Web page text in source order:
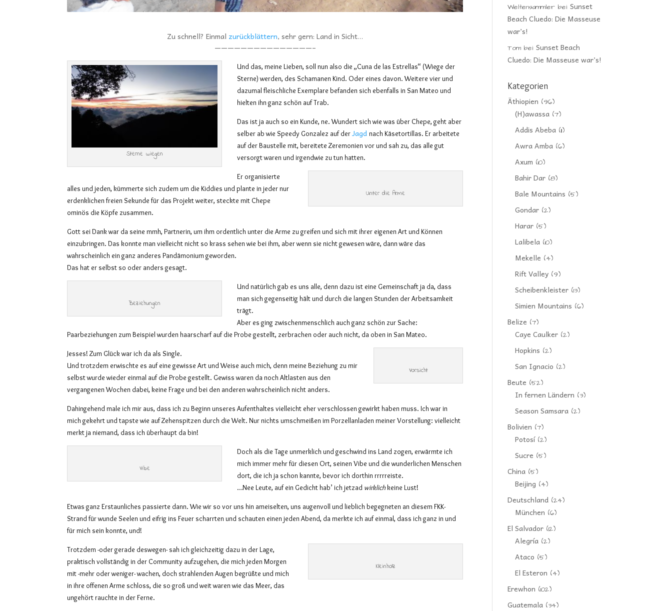
Zu schnell? Einmal zurückblättern, sehr gern: Land in Sicht…
———————————————–
Sterne wiegen
Und das, meine Lieben, soll nun also die „Cuna de las Estrellas“ (Wiege der
Sterne) werden, des Schamanen Kind. Oder eines davon. Weitere vier und
dazumal fleischliche Exemplare befanden sich ebenfalls in San Mateo und
hielten ihn ganz schön auf Trab.
Das ist ja auch so ein Kunde,ne. Wundert sich wie was über Chepe, geht aber
selber ab wie Speedy Gonzalez auf derJagdnach Käsetortillas. Er arbeitete
auf der Baustelle mit, bereitete Zeremonienvor und sah zu, das alle gut
versorgtwarenund irgendwie zu tun hatten.
Unter die Arme
Er organisierte
alles und jeden, kümmerte sich zudem um die Kiddies und plante in jeder nur
erdenklichen freien Sekunde für das Projektweiter, steckte mit Chepe
ominös die Köpfe zusammen.
Gott sei Dank war da seine mmh, Partnerin, um ihm ordentlich unter die Arme zu greifen und sich mit ihrer eigenen Art und Können
einzubringen. Das konnte man vielleicht nicht so krass sehen wie bei ihm, aber wenn sie nicht gewesen wäre, dann wäre das
wahrscheinlich ein ganz anderes Pandämonium geworden.
Das hat er selbst so oder anders gesagt.
Beziehungen
Und natürlich gab es uns alle, denn dazu ist eine Gemeinschaft ja da, dass
man sich gegenseitig hält und durch die langen Stunden der Arbeitsamkeit
trägt.
Aber es ging zwischenmenschlich auch ganz schön zur Sache:
Paarbeziehungen zum Beispiel wurden haarscharf auf die Probe gestellt, zerbrachen oder auch nicht, da oben in San Mateo.
Vorsicht
Jesses! Zum Glück war ich da als Single.
Und trotzdem erwischte es auf eine gewisse Art und Weise auch mich, denn meine Beziehung zu mir
selbst wurde wieder einmal auf die Probe gestellt. Gewiss waren da noch Altlasten aus den
vergangenen Wochen dabei, keine Frage und bei den anderen wahrscheinlich nicht anders.
Dahingehend male ich mir aus, dass ich zu Beginnunseres Aufenthaltes vielleicht eherverschlossengewirkt haben muss. Ich war in
mich gekehrtundtapste wie auf Zehenspitzen durch die Welt. Nur nichts umschmeißen im Porzellanladenmeiner Vorstellung: vielleicht
merkt ja niemand, dass ich überhaupt da bin!
Vibe
Doch als die Tage unmerklich und geschwind ins Land zogen, erwärmte ich
mich immer mehr für diesen Ort, seinen Vibe und die wunderlichen Menschen
dort, die ich ja schon kannte, bevor ich dorthin rrrrreiste.
…Nee Leute, auf ein Gedicht hab’ ich jetzad wirklichkeine Lust!
Etwas ganz Erstaunliches passierte dann. Wie wir so vor uns hin ameiselten, uns augenvoll und lieblich begegneten an diesem FKK-
Strand für wunde Seelen und eifrig ins Feuer scharrten und schauten einen jeden Abend, da merkte ich auf einmal, dass ich ganz in und
für mich sein konnte, und!
Kleinholz
Trotzdem -oder gerade deswegen- sah ich gleichzeitig dazu in der Lage,
praktisch vollständig in der Community aufzugehen, die mich jeden Morgen
mit -mehr oder weniger- wachen, doch strahlenden Augen begrüßte und mich
in ihre offenen Arme schloss, die so groß und weit waren wie das Meer, das
ungehört rauchte in der Ferne.
Weltensammler beiSunset
Beach Cluedo: Die Masseuse
war’s!
Tom beiSunset Beach
Cluedo: Die Masseuse war’s!
Kategorien
Äthiopien (96)
(H)awassa (7)
Addis Abeba (11)
Awra Amba (6)
Axum (10)
Bahir Dar (8)
Bale Mountains (5)
Gondar (2)
Harar (5)
Lalibela (10)
Mekelle (4)
Rift Valley (9)
Scheibenkleister (13)
Simien Mountains (6)
Belize (7)
Caye Caulker (2)
Hopkins (2)
San Ignacio (2)
Beute (52)
In fernen Ländern (3)
Season Samsara (2)
Bolivien (7)
Potosí(2)
Sucre (5)
China (5)
Beijing (4)
Deutschland (24)
München (6)
El Salvador (12)
Alegría (2)
Ataco (5)
El Esteron (4)
Erewhon (102)
Guatemala (34)